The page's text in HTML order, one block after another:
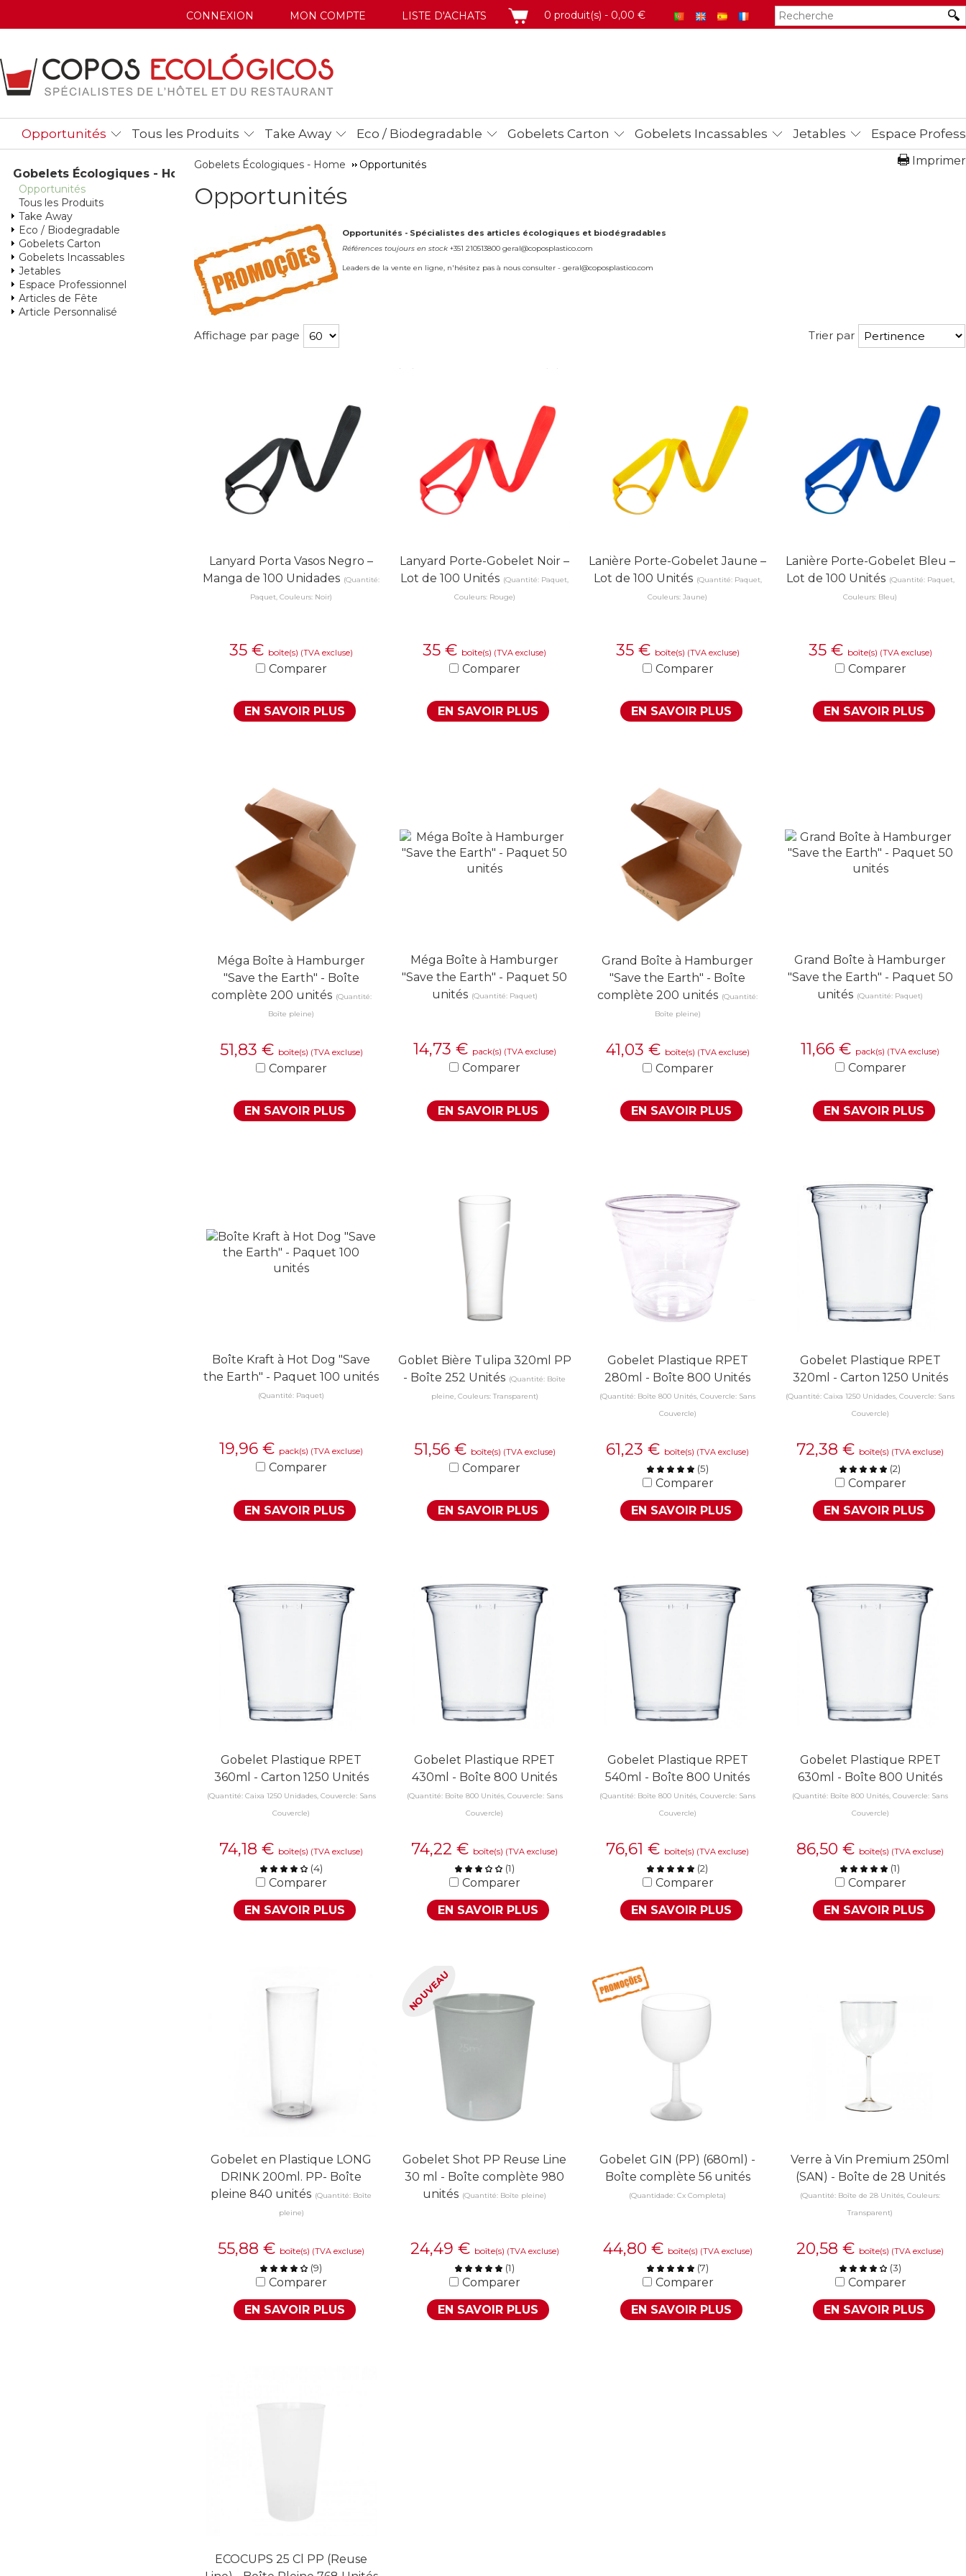
CONNEXION MON COMPTE LISTE D'ACHATS PANIER
0 produit(s) - 0,00 €
Opportunités Tous les Produits Take Away Eco / Biodegradable Gobelets Carton Gobelets Incassables Jetables Espace
Gobelets Écologiques - Home
Opportunités
Tous les Produits
Take Away
Eco / Biodegradable
Gobelets Carton
Gobelets Incassables
Jetables
Espace Professionnel
Articles de Fête
Article Personnalisé
Imprimer
Gobelets Écologiques - Home Opportunités
Opportunités
Opportunités - Spécialistes des articles écologiques et biodégradables
Références toujours en stock +351 210513800 geral@coposplastico.com
Leaders de la vente en ligne, n'hésitez pas à nous consulter - geral@coposplastico.com
Affichage par page Trier par
Lanyard Porta Vasos Negro –
Manga de 100 Unidades (Quantité:
Paquet, Couleurs: Noir)
35 € boîte(s) (TVA excluse)
Comparer
EN SAVOIR PLUS
Lanyard Porte-Gobelet Noir –
Lot de 100 Unités (Quantité: Paquet,
Couleurs: Rouge)
35 € boîte(s) (TVA excluse)
Comparer
EN SAVOIR PLUS
Lanière Porte-Gobelet Jaune –
Lot de 100 Unités (Quantité: Paquet,
Couleurs: Jaune)
35 € boîte(s) (TVA excluse)
Comparer
EN SAVOIR PLUS
Lanière Porte-Gobelet Bleu –
Lot de 100 Unités (Quantité: Paquet,
Couleurs: Bleu)
35 € boîte(s) (TVA excluse)
Comparer
EN SAVOIR PLUS
Méga Boîte à Hamburger
"Save the Earth" - Boîte
complète 200 unités (Quantité:
Boîte pleine)
51,83 € boîte(s) (TVA excluse)
Comparer
EN SAVOIR PLUS
Méga Boîte à Hamburger
"Save the Earth" - Paquet 50
unités (Quantité: Paquet)
14,73 € pack(s) (TVA excluse)
Comparer
EN SAVOIR PLUS
Grand Boîte à Hamburger
"Save the Earth" - Boîte
complète 200 unités (Quantité:
Boîte pleine)
41,03 € boîte(s) (TVA excluse)
Comparer
EN SAVOIR PLUS
Grand Boîte à Hamburger
"Save the Earth" - Paquet 50
unités (Quantité: Paquet)
11,66 € pack(s) (TVA excluse)
Comparer
EN SAVOIR PLUS
Boîte Kraft à Hot Dog "Save
the Earth" - Paquet 100 unités
(Quantité: Paquet)
19,96 € pack(s) (TVA excluse)
Comparer
EN SAVOIR PLUS
Goblet Bière Tulipa 320ml PP
- Boîte 252 Unités (Quantité: Boîte
pleine, Couleurs: Transparent)
51,56 € boîte(s) (TVA excluse)
Comparer
EN SAVOIR PLUS
Gobelet Plastique RPET
280ml - Boîte 800 Unités
(Quantité: Boîte 800 Unités, Couvercle: Sans
Couvercle)
61,23 € boîte(s) (TVA excluse)
(5)
Comparer
EN SAVOIR PLUS
Gobelet Plastique RPET
320ml - Carton 1250 Unités
(Quantité: Caixa 1250 Unidades, Couvercle: Sans
Couvercle)
72,38 € boîte(s) (TVA excluse)
(2)
Comparer
EN SAVOIR PLUS
Gobelet Plastique RPET
360ml - Carton 1250 Unités
(Quantité: Caixa 1250 Unidades, Couvercle: Sans
Couvercle)
74,18 € boîte(s) (TVA excluse)
(4)
Comparer
EN SAVOIR PLUS
Gobelet Plastique RPET
430ml - Boîte 800 Unités
(Quantité: Boîte 800 Unités, Couvercle: Sans
Couvercle)
74,22 € boîte(s) (TVA excluse)
(1)
Comparer
EN SAVOIR PLUS
Gobelet Plastique RPET
540ml - Boîte 800 Unités
(Quantité: Boîte 800 Unités, Couvercle: Sans
Couvercle)
76,61 € boîte(s) (TVA excluse)
(2)
Comparer
EN SAVOIR PLUS
Gobelet Plastique RPET
630ml - Boîte 800 Unités
(Quantité: Boîte 800 Unités, Couvercle: Sans
Couvercle)
86,50 € boîte(s) (TVA excluse)
(1)
Comparer
EN SAVOIR PLUS
Gobelet en Plastique LONG
DRINK 200ml. PP- Boîte
pleine 840 unités (Quantité: Boîte
pleine)
55,88 € boîte(s) (TVA excluse)
(9)
Comparer
EN SAVOIR PLUS
NOUVEAU
Gobelet Shot PP Reuse Line
30 ml - Boîte complète 980
unités (Quantité: Boîte pleine)
24,49 € boîte(s) (TVA excluse)
(1)
Comparer
EN SAVOIR PLUS
Gobelet GIN (PP) (680ml) -
Boîte complète 56 unités
(Quantidade: Cx Completa)
44,80 € boîte(s) (TVA excluse)
(7)
Comparer
EN SAVOIR PLUS
Verre à Vin Premium 250ml
(SAN) - Boîte de 28 Unités
(Quantité: Boîte de 28 Unités, Couleurs:
Transparent)
20,58 € boîte(s) (TVA excluse)
(3)
Comparer
EN SAVOIR PLUS
ECOCUPS 25 Cl PP (Reuse